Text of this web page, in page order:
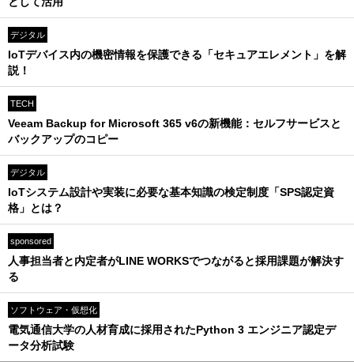
デジタル
IoTデバイス内の機密情報を保護できる「セキュアエレメント」を解
説！
TECH
Veeam Backup for Microsoft 365 v6の新機能：セルフサービスと
バックアップのコピー
デジタル
IoTシステム設計や実装に必要な基本知識の検定制度「SPS認定資
格」とは？
sponsored
人事担当者と内定者がLINE WORKSでつながると採用課題が解決す
る
ソフトウェア・仮想化
電気通信大学の人材育成に採用されたPython 3 エンジニア認定デ
ータ分析試験